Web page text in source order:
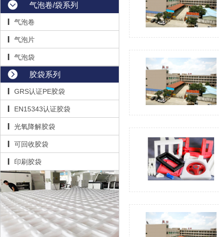
气泡卷/袋系列
气泡卷
气泡片
气泡袋
胶袋系列
GRS认证PE胶袋
EN15343认证胶袋
光氧降解胶袋
可回收胶袋
印刷胶袋